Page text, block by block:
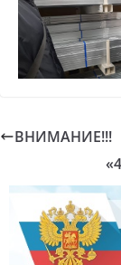
ВНИМАНИЕ!!!